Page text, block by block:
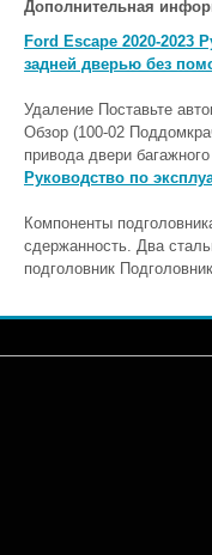
Дополнительная
Ford Escape 2020-2023
задней дверью без
Удаление Поставьте
Обзор (100-02
привода двери
Руководство по
Компоненты
сдержанность. Два
подголовник